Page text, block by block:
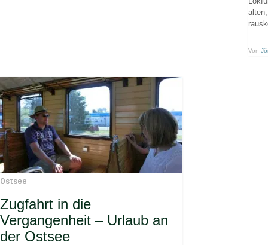
Von
Ostsee
Zugfahrt in die
Vergangenheit – Urlaub an
der Ostsee